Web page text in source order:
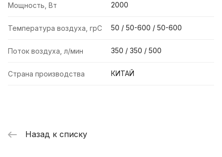
Мощность, Вт 2000
Температура воздуха, грС 50 / 50-600 / 50-600
Поток воздуха, л/мин 350 / 350 / 500
Страна производства КИТАЙ
Назад к списку